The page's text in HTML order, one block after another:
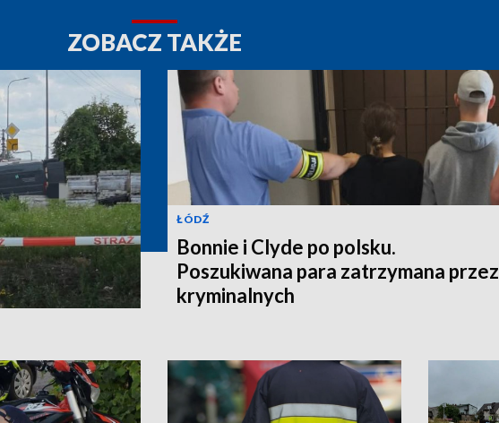
ZOBACZ TAKŻE
ŁÓDŹ
Bonnie i Clyde po polsku.
Poszukiwana para zatrzymana przez
kryminalnych